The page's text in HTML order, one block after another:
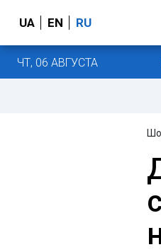
UA EN RU
ЧТ, 06 АВГУСТА